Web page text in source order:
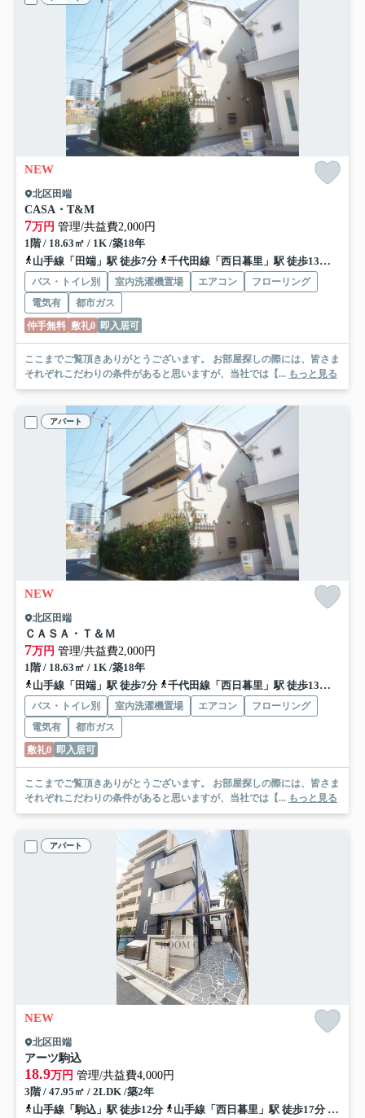
NEW
北区田端
CASA・T&M
7万円 管理/共益費2,000円
1階 / 18.63㎡ / 1K /築18年
山手線「田端」駅 徒歩7分
千代田線「西日暮里」駅 徒歩13分
バス・トイレ別 室内洗濯機置場 エアコン
フローリング
電気有
都市ガス
仲手無料 敷礼0 即入居可
ここまでご覧頂きありがとうございます。 お部屋探しの際には、皆さま
それぞれこだわりの条件があると思いますが、当社では【... もっと見る
アパート
NEW
北区田端
ＣＡＳＡ・Ｔ＆Ｍ
7万円 管理/共益費2,000円
1階 / 18.63㎡ / 1K /築18年
山手線「田端」駅 徒歩7分
千代田線「西日暮里」駅 徒歩13分
バス・トイレ別 室内洗濯機置場 エアコン
フローリング
電気有
都市ガス
敷礼0 即入居可
ここまでご覧頂きありがとうございます。 お部屋探しの際には、皆さま
それぞれこだわりの条件があると思いますが、当社では【... もっと見る
アパート
NEW
北区田端
アーツ駒込
18.9万円 管理/共益費4,000円
3階 / 47.95㎡ / 2LDK /築2年
山手線「駒込」駅 徒歩12分
山手線「西日暮里」駅 徒歩17分 南北